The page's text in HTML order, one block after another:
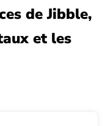
de Jibble,
et les